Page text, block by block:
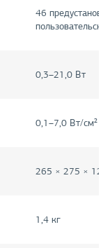
46
пользовательских
0,3–21,0 Вт
0,1–7,0 Вт/см²
265 × 275 ×
1,4 кг